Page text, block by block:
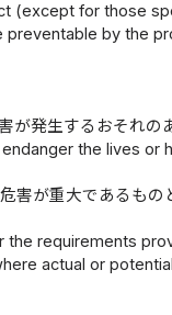
(except for those
preventable by the
が発生するおそれの
the lives or
害が重大であるもの
the requirements
actual or